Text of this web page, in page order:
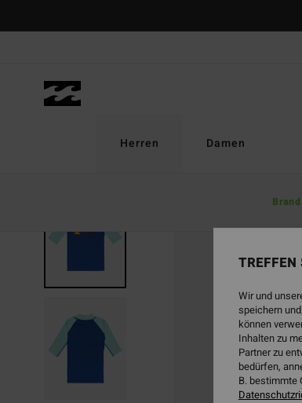
Herren Damen
Wir und
speichern
können
Inhalten zu
Partner zu
bedürfen,
B. bestimmte